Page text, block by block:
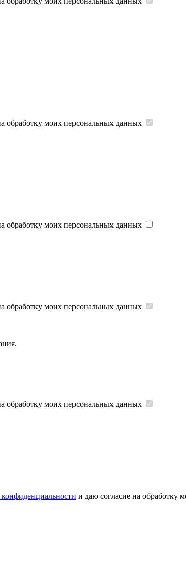
обработку моих персональных данных
обработку моих персональных данных
обработку моих персональных данных
обработку моих персональных данных
и даю согласие на обработку